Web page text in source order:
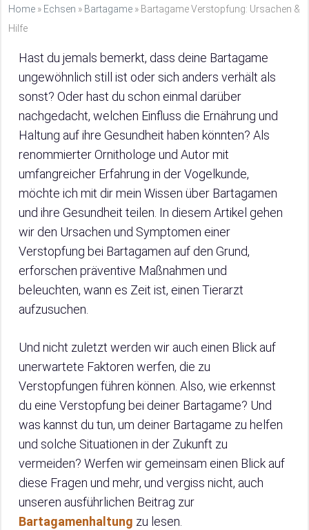
Home » Echsen » Bartagame » Bartagame Verstopfung: Ursachen &
Hilfe
Hast du jemals bemerkt, dass deine Bartagame
ungewöhnlich still ist oder sich anders verhält als
sonst? Oder hast du schon einmal darüber
nachgedacht, welchen Einfluss die Ernährung und
Haltung auf ihre Gesundheit haben könnten? Als
renommierter Ornithologe und Autor mit
umfangreicher Erfahrung in der Vogelkunde,
möchte ich mit dir mein Wissen über Bartagamen
und ihre Gesundheit teilen. In diesem Artikel gehen
wir den Ursachen und Symptomen einer
Verstopfung bei Bartagamen auf den Grund,
erforschen präventive Maßnahmen und
beleuchten, wann es Zeit ist, einen Tierarzt
aufzusuchen.
Und nicht zuletzt werden wir auch einen Blick auf
unerwartete Faktoren werfen, die zu
Verstopfungen führen können. Also, wie erkennst
du eine Verstopfung bei deiner Bartagame? Und
was kannst du tun, um deiner Bartagame zu helfen
und solche Situationen in der Zukunft zu
vermeiden? Werfen wir gemeinsam einen Blick auf
diese Fragen und mehr, und vergiss nicht, auch
unseren ausführlichen Beitrag zur
Bartagamenhaltung zu lesen.